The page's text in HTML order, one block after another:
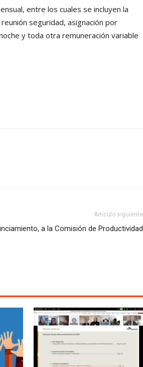
entre los cuales se incluyen la
seguridad, asignación por
y toda otra remuneración variable
Artículo siguiente
a la Comisión de Productividad